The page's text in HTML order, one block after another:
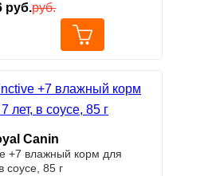
руб.руб.
Canin
+7 влажный корм для
соусе, 85 г